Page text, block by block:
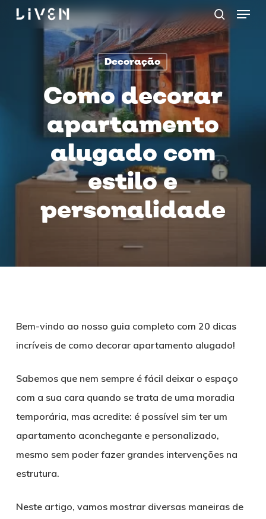
Skip
procurar
Menu
Decoração
Como decorar
apartamento
alugado com
estilo e
personalidade
Bem-vindo ao nosso guia completo com 20 dicas
incríveis de como decorar apartamento alugado!
Sabemos que nem sempre é fácil deixar o espaço
com a sua cara quando se trata de uma moradia
temporária, mas acredite: é possível sim ter um
apartamento aconchegante e personalizado,
mesmo sem poder fazer grandes intervenções na
estrutura.
Neste artigo, vamos mostrar diversas maneiras de